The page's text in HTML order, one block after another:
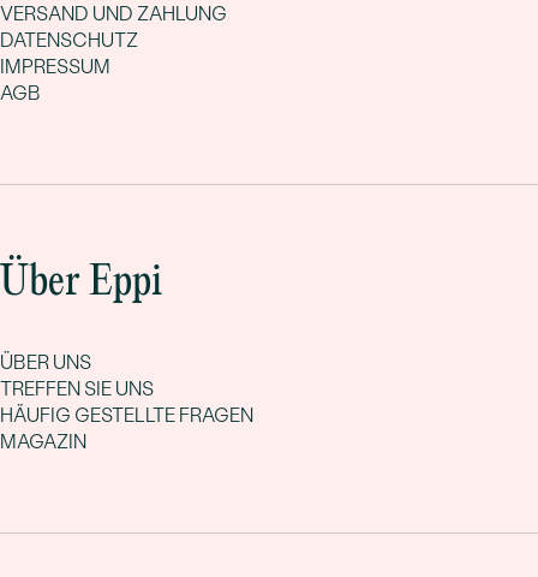
VERSAND UND ZAHLUNG
DATENSCHUTZ
IMPRESSUM
AGB
Über Eppi
ÜBER UNS
TREFFEN SIE UNS
HÄUFIG GESTELLTE FRAGEN
MAGAZIN